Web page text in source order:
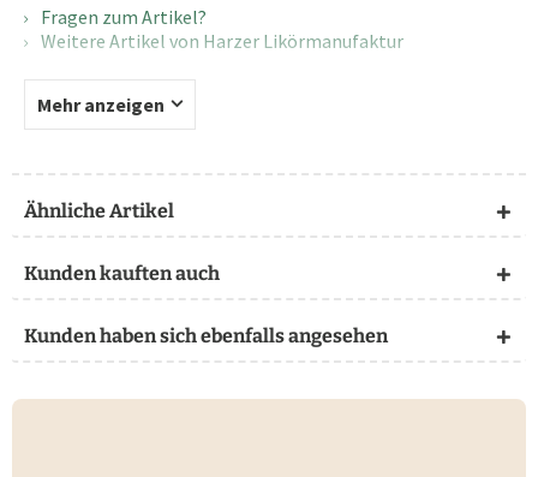
Fragen zum Artikel?
Weitere Artikel von Harzer Likörmanufaktur
Mehr anzeigen
Ähnliche Artikel
Kunden kauften auch
Kunden haben sich ebenfalls angesehen